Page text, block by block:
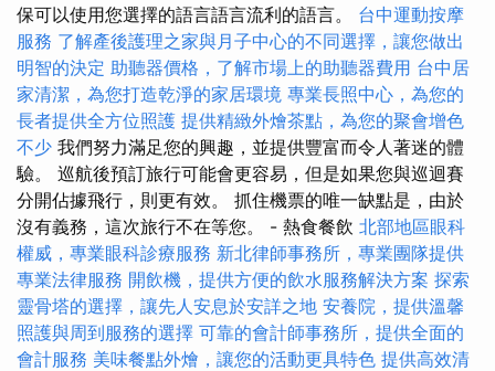
保可以使用您選擇的語言語言流利的語言。 台中運動按摩
服務 了解產後護理之家與月子中心的不同選擇，讓您做出
明智的決定 助聽器價格，了解市場上的助聽器費用 台中居
家清潔，為您打造乾淨的家居環境 專業長照中心，為您的
長者提供全方位照護 提供精緻外燴茶點，為您的聚會增色
不少 我們努力滿足您的興趣，並提供豐富而令人著迷的體
驗。 巡航後預訂旅行可能會更容易，但是如果您與巡迴賽
分開佔據飛行，則更有效。 抓住機票的唯一缺點是，由於
沒有義務，這次旅行不在等您。 - 熱食餐飲 北部地區眼科
權威，專業眼科診療服務 新北律師事務所，專業團隊提供
專業法律服務 開飲機，提供方便的飲水服務解決方案 探索
靈骨塔的選擇，讓先人安息於安詳之地 安養院，提供溫馨
照護與周到服務的選擇 可靠的會計師事務所，提供全面的
會計服務 美味餐點外燴，讓您的活動更具特色 提供高效清